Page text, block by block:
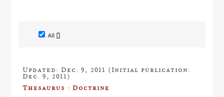
All []
Updated: Dec. 9, 2011 (Initial publication:
Dec. 9, 2011)
Thesaurus : Doctrine